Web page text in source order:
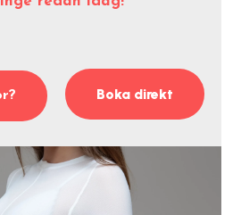
Boka direkt